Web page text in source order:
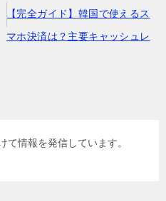
【完全ガイド】韓国で使えるス
マホ決済は？主要キャッシュレ
て情報を発信しています。